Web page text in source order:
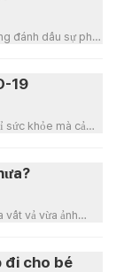
đánh dấu sự phát
19
sức khỏe mà cả
vất vả vừa ảnh
đi cho bé